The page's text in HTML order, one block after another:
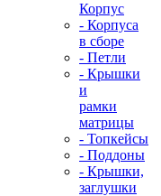
Корпус
- Корпуса
в сборе
- Петли
- Крышки
и
рамки
матрицы
- Топкейсы
- Поддоны
- Крышки,
заглушки